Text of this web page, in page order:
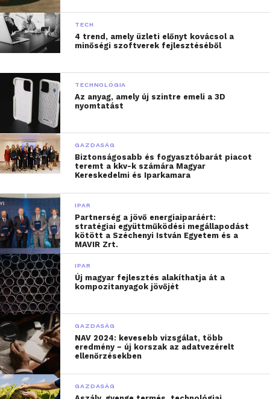
TECH
4 trend, amely üzleti előnyt kovácsol a
minőségi szoftverek fejlesztéséből
TECHNOLÓGIA
Az anyag, amely új szintre emeli a 3D
nyomtatást
GAZDASÁG
Biztonságosabb és fogyasztóbarát piacot
teremt a kkv-k számára Magyar
Kereskedelmi és Iparkamara
IPAR
Partnerség a jövő energiaiparáért:
stratégiai együttműködési megállapodást
kötött a Széchenyi István Egyetem és a
MAVIR Zrt.
IPAR
Új magyar fejlesztés alakíthatja át a
kompozitanyagok jövőjét
GAZDASÁG
NAV 2024: kevesebb vizsgálat, több
eredmény − új korszak az adatvezérelt
ellenőrzésekben
GAZDASÁG